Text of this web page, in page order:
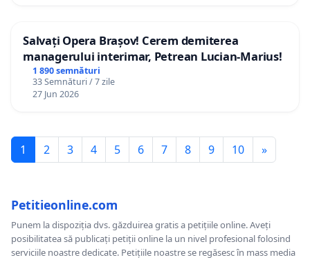
Salvați Opera Brașov! Cerem demiterea
managerului interimar, Petrean Lucian-Marius!
1 890 semnături
33 Semnături / 7 zile
27 Jun 2026
1 2 3 4 5 6 7 8 9 10 »
Petitieonline.com
Punem la dispoziția dvs. găzduirea gratis a petițiile online. Aveți
posibilitatea să publicați petiții online la un nivel profesional folosind
serviciile noastre dedicate. Petițiile noastre se regăsesc în mass media